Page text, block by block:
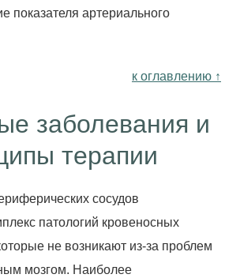
показателя артериального
к оглавлению ↑
заболевания и
терапии
сосудов
патологий кровеносных
не возникают из-за проблем
мозгом. Наиболее